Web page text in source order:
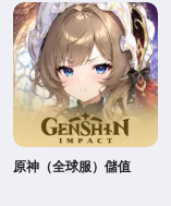
原神（全球服）儲值